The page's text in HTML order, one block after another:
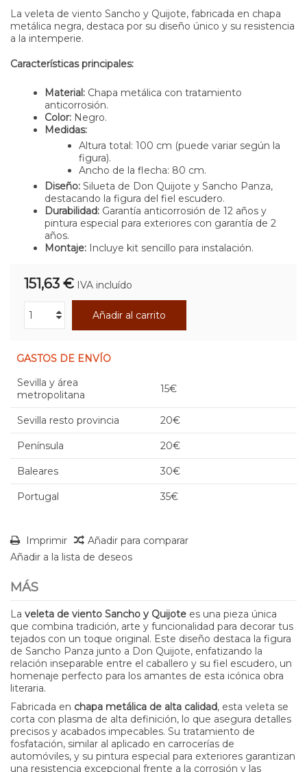
La veleta de viento Sancho y Quijote, fabricada en chapa
metálica negra, destaca por su diseño único y su resistencia
a la intemperie.
Características principales:
Material: Chapa metálica con tratamiento
anticorrosión.
Color: Negro.
Medidas:
Altura total: 100 cm (puede variar según la
figura).
Ancho de la flecha: 80 cm.
Diseño: Silueta de Don Quijote y Sancho Panza,
destacando la figura del fiel escudero.
Durabilidad: Garantía anticorrosión de 12 años y
pintura especial para exteriores con garantía de 2
años.
Montaje: Incluye kit sencillo para instalación.
151,63 € IVA incluído
Añadir al carrito
GASTOS DE ENVÍO
Sevilla y área
metropolitana
15€
Sevilla resto provincia 20€
Península 20€
Baleares 30€
Portugal 35€
Imprimir
Añadir para comparar
Añadir a la lista de deseos
MÁS
La veleta de viento Sancho y Quijote es una pieza única
que combina tradición, arte y funcionalidad para decorar tus
tejados con un toque original. Este diseño destaca la figura
de Sancho Panza junto a Don Quijote, enfatizando la
relación inseparable entre el caballero y su fiel escudero, un
homenaje perfecto para los amantes de esta icónica obra
literaria.
Fabricada en chapa metálica de alta calidad, esta veleta se
corta con plasma de alta definición, lo que asegura detalles
precisos y acabados impecables. Su tratamiento de
fosfatación, similar al aplicado en carrocerías de
automóviles, y su pintura especial para exteriores garantizan
una resistencia excepcional frente a la corrosión y las